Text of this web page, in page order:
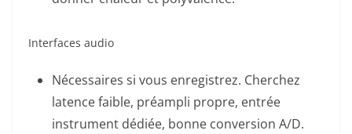
Interfaces audio
Nécessaires si vous enregistrez. Cherchez
latence faible, préampli propre, entrée
instrument dédiée, bonne conversion A/D.